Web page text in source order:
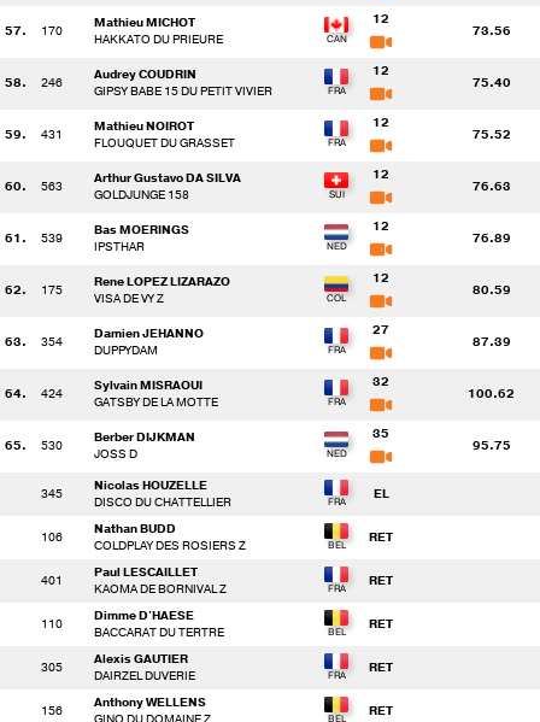
57. 170
Mathieu MICHOT
HAKKATO DU PRIEURE
12
73.56
58. 246
Audrey COUDRIN
GIPSY BABE 15 DU PETIT VIVIER
12
75.40
59. 431
Mathieu NOIROT
FLOUQUET DU GRASSET
12
75.52
60. 563
Arthur Gustavo DA SILVA
GOLDJUNGE 158
12
76.63
61. 539
Bas MOERINGS
IPSTHAR
12
76.89
62. 175
Rene LOPEZ LIZARAZO
VISA DE VY Z
12
80.59
63. 354
Damien JEHANNO
DUPPYDAM
27
87.39
64. 424
Sylvain MISRAOUI
GATSBY DE LA MOTTE
32
100.62
65. 530
Berber DIJKMAN
JOSS D
35
95.75
345
Nicolas HOUZELLE
DISCO DU CHATTELLIER
EL
106
Nathan BUDD
COLDPLAY DES ROSIERS Z
RET
401
Paul LESCAILLET
KAOMA DE BORNIVAL Z
RET
110
Dimme D'HAESE
BACCARAT DU TERTRE
RET
305
Alexis GAUTIER
DAIRZEL DUVERIE
RET
156
Anthony WELLENS
RET